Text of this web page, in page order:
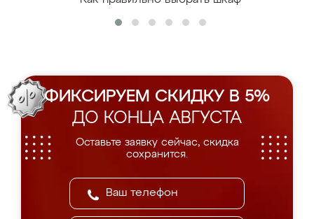
ФИКСИРУЕМ СКИДКУ В 5%
ДО КОНЦА АВГУСТА
Оставьте заявку сейчас, скидка
сохранится.